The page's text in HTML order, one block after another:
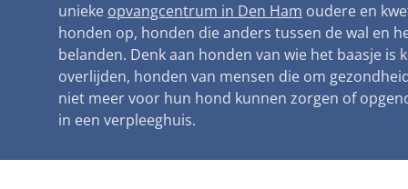
Verplichte
unieke opvangcentrum in Den Ham oudere en
honden op, honden die anders tussen de wal en
belanden. Denk aan honden van wie het baasje is
overlijden, honden van mensen die om
niet meer voor hun hond kunnen zorgen of
in een verpleeghuis.